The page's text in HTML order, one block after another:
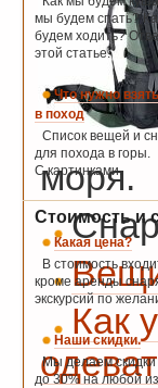
моря.
Как
мы будем спать?
будем ходить?
этой статье.
Что нужно
в поход
Список вещей и
для похода в горы.
С картинками.
Стоимость и
Какая цена?
В стоимость
кроме аренды
экскурсий по
Наши скидки.
Мы делаем скидки
до 30% на любой